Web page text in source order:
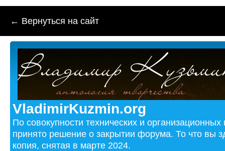
← Вернуться на сайт
VladimirKuzmin.org
По совокупности технических и
принято решение о закрытии форума. То что вы
копия, снятая в марте 2024.